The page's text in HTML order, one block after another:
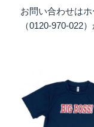
お問い合わせは
（0120-970-022